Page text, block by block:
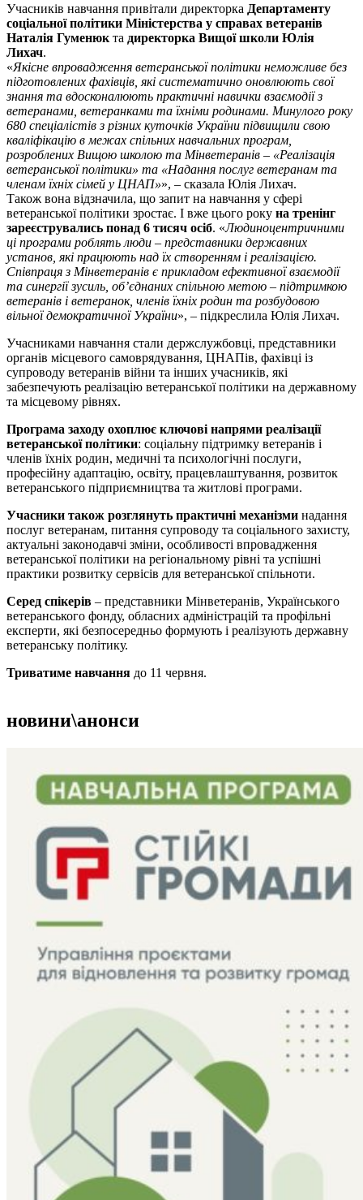
Учасників навчання привітали директорка Департаменту
соціальної політики Міністерства у справах ветеранів
Наталія Гуменюк та директорка Вищої школи Юлія
Лихач.
«Якісне впровадження ветеранської політики неможливе без
підготовлених фахівців, які систематично оновлюють свої
знання та вдосконалюють практичні навички взаємодії з
ветеранами, ветеранками та їхніми родинами. Минулого року
680 спеціалістів з різних куточків України підвищили свою
кваліфікацію в межах спільних навчальних програм,
розроблених Вищою школою та Мінветеранів – «Реалізація
ветеранської політики» та «Надання послуг ветеранам та
членам їхніх сімей у ЦНАП»», – сказала Юлія Лихач.
Також вона відзначила, що запит на навчання у сфері
ветеранської політики зростає. І вже цього року на тренінг
зареєструвались понад 6 тисяч осіб. «Людиноцентричними
ці програми роблять люди – представники державних
установ, які працюють над їх створенням і реалізацією.
Співпраця з Мінветеранів є прикладом ефективної взаємодії
та синергії зусиль, об’єднаних спільною метою – підтримкою
ветеранів і ветеранок, членів їхніх родин та розбудовою
вільної демократичної України», – підкреслила Юлія Лихач.
Учасниками навчання стали держслужбовці, представники
органів місцевого самоврядування, ЦНАПів, фахівці із
супроводу ветеранів війни та інших учасників, які
забезпечують реалізацію ветеранської політики на державному
та місцевому рівнях.
Програма заходу охоплює ключові напрями реалізації
ветеранської політики: соціальну підтримку ветеранів і
членів їхніх родин, медичні та психологічні послуги,
професійну адаптацію, освіту, працевлаштування, розвиток
ветеранського підприємництва та житлові програми.
Учасники також розглянуть практичні механізми надання
послуг ветеранам, питання супроводу та соціального захисту,
актуальні законодавчі зміни, особливості впровадження
ветеранської політики на регіональному рівні та успішні
практики розвитку сервісів для ветеранської спільноти.
Серед спікерів – представники Мінветеранів, Українського
ветеранського фонду, обласних адміністрацій та профільні
експерти, які безпосередньо формують і реалізують державну
ветеранську політику.
Триватиме навчання до 11 червня.
новини\анонси